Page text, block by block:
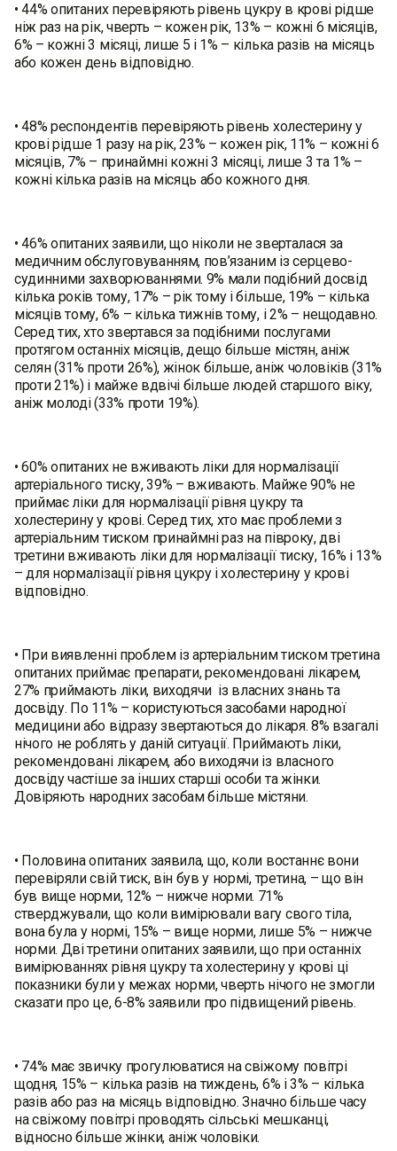
• 44% опитаних перевіряють рівень цукру в крові рідше
ніж раз на рік, чверть – кожен рік, 13% – кожні 6 місяців,
6% – кожні 3 місяці, лише 5 і 1% – кілька разів на місяць
або кожен день відповідно.
• 48% респондентів перевіряють рівень холестерину у
крові рідше 1 разу на рік, 23% – кожен рік, 11% – кожні 6
місяців, 7% – принаймні кожні 3 місяці, лише 3 та 1% –
кожні кілька разів на місяць або кожного дня.
• 46% опитаних заявили, що ніколи не зверталася за
медичним обслуговуванням, пов’язаним із серцево-
судинними захворюваннями. 9% мали подібний досвід
кілька років тому, 17% – рік тому і більше, 19% – кілька
місяців тому, 6% – кілька тижнів тому, і 2% – нещодавно.
Серед тих, хто звертався за подібними послугами
протягом останніх місяців, дещо більше містян, аніж
селян (31% проти 26%), жінок більше, аніж чоловіків (31%
проти 21%) і майже вдвічі більше людей старшого віку,
аніж молоді (33% проти 19%).
• 60% опитаних не вживають ліки для нормалізації
артеріального тиску, 39% – вживають. Майже 90% не
приймає ліки для нормалізації рівня цукру та
холестерину у крові. Серед тих, хто має проблеми з
артеріальним тиском принаймні раз на півроку, дві
третини вживають ліки для нормалізації тиску, 16% і 13%
– для нормалізації рівня цукру і холестерину у крові
відповідно.
• При виявленні проблем із артеріальним тиском третина
опитаних приймає препарати, рекомендовані лікарем,
27% приймають ліки, виходячи із власних знань та
досвіду. По 11% – користуються засобами народної
медицини або відразу звертаються до лікаря. 8% взагалі
нічого не роблять у даній ситуації. Приймають ліки,
рекомендовані лікарем, або виходячи із власного
досвіду частіше за інших старші особи та жінки.
Довіряють народних засобам більше містяни.
• Половина опитаних заявила, що, коли востаннє вони
перевіряли свій тиск, він був у нормі, третина, – що він
був вище норми, 12% – нижче норми. 71%
стверджували, що коли вимірювали вагу свого тіла,
вона була у нормі, 15% – вище норми, лише 5% – нижче
норми. Дві третини опитаних заявили, що при останніх
вимірюваннях рівня цукру та холестерину у крові ці
показники були у межах норми, чверть нічого не змогли
сказати про це, 6-8% заявили про підвищений рівень.
• 74% має звичку прогулюватися на свіжому повітрі
щодня, 15% – кілька разів на тиждень, 6% і 3% – кілька
разів або раз на місяць відповідно. Значно більше часу
на свіжому повітрі проводять сільські мешканці,
відносно більше жінки, аніж чоловіки.